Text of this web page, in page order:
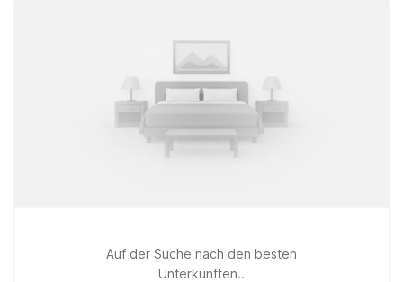
Auf der Suche nach den besten
Unterkünften..